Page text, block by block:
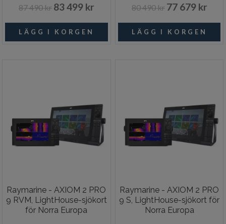
87 490 kr 83 499 kr 80 490 kr 77 679 kr
Raymarine - AXIOM 2 PRO
9 RVM, LightHouse-sjökort
för Norra Europa
Raymarine - AXIOM 2 PRO
9 S, LightHouse-sjökort för
Norra Europa